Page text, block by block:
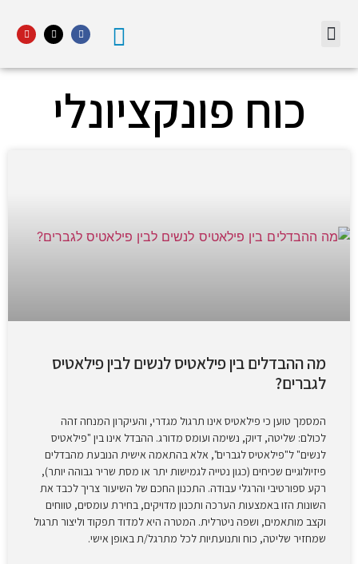
כוח פונקציונלי
מה ההבדלים בין פילאטיס לנשים לבין פילאטיס
לגברים?
המסמך טוען כי פילאטיס אינו תרגול מגדרי, והעיקרון המנחה זהה
לכולם: שליטה, דיוק, נשימה ועומס מדורג. ההבדל אינו בין "פילאטיס
לנשים" ל"פילאטיס לגברים", אלא בהתאמה אישית הנובעת מהבדלים
פיזיולוגיים שכיחים (כגון נטייה לגמישות יתר או מסת שריר גבוהה יותר),
רקע ספורטיבי והרגלי עבודה. התכנון החכם של השיעור צריך לכבד את
השונות הזו באמצעות הערכה ותכנון מדויקים, בחירת עומסים, טווחים
וקצב מותאמים, ושפה ניטרלית. המטרה היא למדוד תפקוד וליצור תרגול
שמחזיר שליטה, כוח ותנועתיות לכל מתרגל/ת באופן אישי.